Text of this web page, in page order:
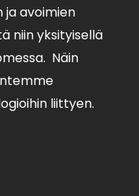
ja avoimien
niin yksityisellä
Näin
liittyen.